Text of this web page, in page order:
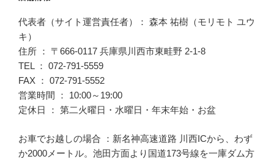
代表者（サイト運営責任者）： 森本 祐樹（モリモト ユウ
キ）
住所 ： 〒666-0117 兵庫県川西市東畦野 2-1-8
TEL ： 072-791-5559
FAX ： 072-791-5552
営業時間 ： 10:00～19:00
定休日 ： 第二火曜日・水曜日・年末年始・お盆
お車でお越しの場合 ：新名神高速道路 川西ICから、わず
か2000メートル。池田方面より国道173号線を一庫ダム方